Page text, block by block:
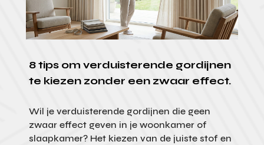
8 tips om verduisterende gordijnen
te kiezen zonder een zwaar effect.
Wil je verduisterende gordijnen die geen
zwaar effect geven in je woonkamer of
slaapkamer? Het kiezen van de juiste stof en